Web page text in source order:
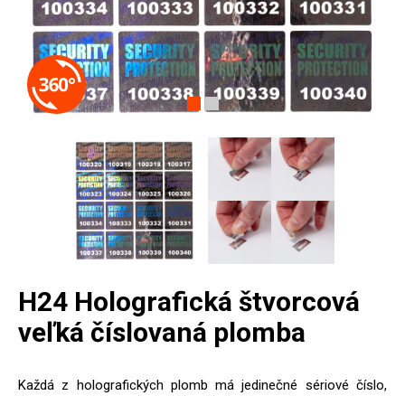
H24 Holografická štvorcová
veľká číslovaná plomba
Každá z holografických plomb má jedinečné sériové číslo,